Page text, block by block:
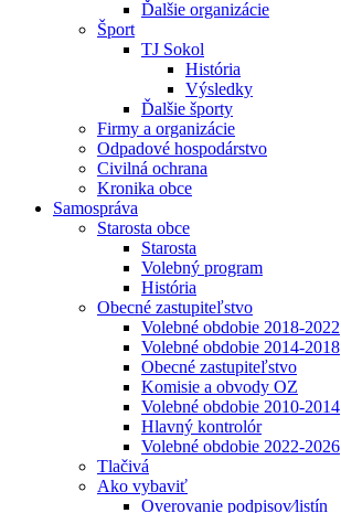
Ďalšie organizácie
Šport
TJ Sokol
História
Výsledky
Ďalšie športy
Firmy a organizácie
Odpadové hospodárstvo
Civilná ochrana
Kronika obce
Samospráva
Starosta obce
Starosta
Volebný program
História
Obecné zastupiteľstvo
Volebné obdobie 2018-2022
Volebné obdobie 2014-2018
Obecné zastupiteľstvo
Komisie a obvody OZ
Volebné obdobie 2010-2014
Hlavný kontrolór
Volebné obdobie 2022-2026
Tlačivá
Ako vybaviť
Overovanie podpisov⁄listín